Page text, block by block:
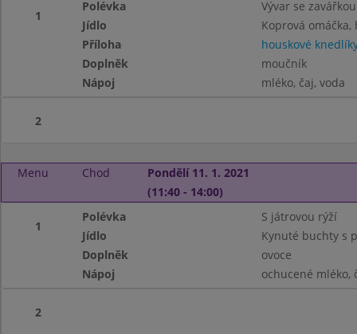
1
Polévka
Vývar se zavářkou
Jídlo
Koprová omáčka,
Příloha
houskové
Doplněk
moučník
Nápoj
mléko, čaj, voda
2
Menu Chod
Pondělí 11. 1. 2021
(11:40 - 14:00)
1
Polévka
S játrovou rýží
Jídlo
Kynuté buchty s
Doplněk
ovoce
Nápoj
ochucené mléko,
2